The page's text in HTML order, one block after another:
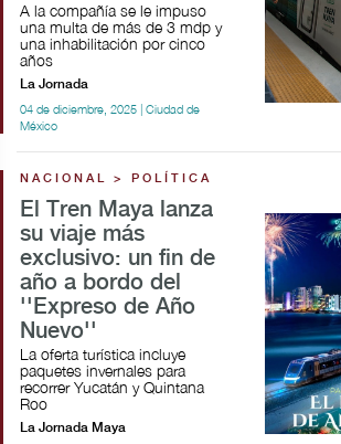
A la compañía se le impuso
una multa de más de 3 mdp y
una inhabilitación por cinco
años
La Jornada
04 de diciembre, 2025 | Ciudad de
México
NACIONAL > POLÍTICA
El Tren Maya lanza
su viaje más
exclusivo: un fin de
año a bordo del
''Expreso de Año
Nuevo''
La oferta turística incluye
paquetes invernales para
recorrer Yucatán y Quintana
Roo
La Jornada Maya